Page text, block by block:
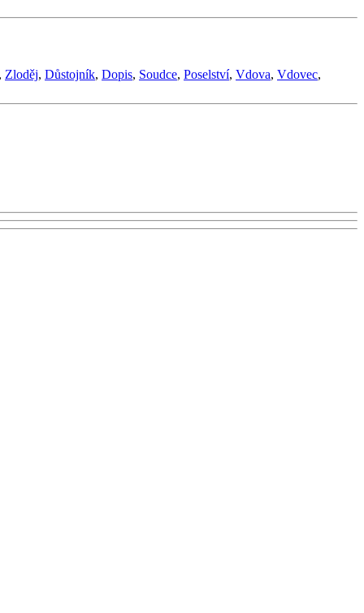
, Zloděj, Důstojník, Dopis, Soudce, Poselství, Vdova, Vdovec,